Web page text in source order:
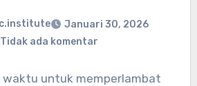
Januari 30, 2026
Tidak ada komentar
waktu untuk memperlambat